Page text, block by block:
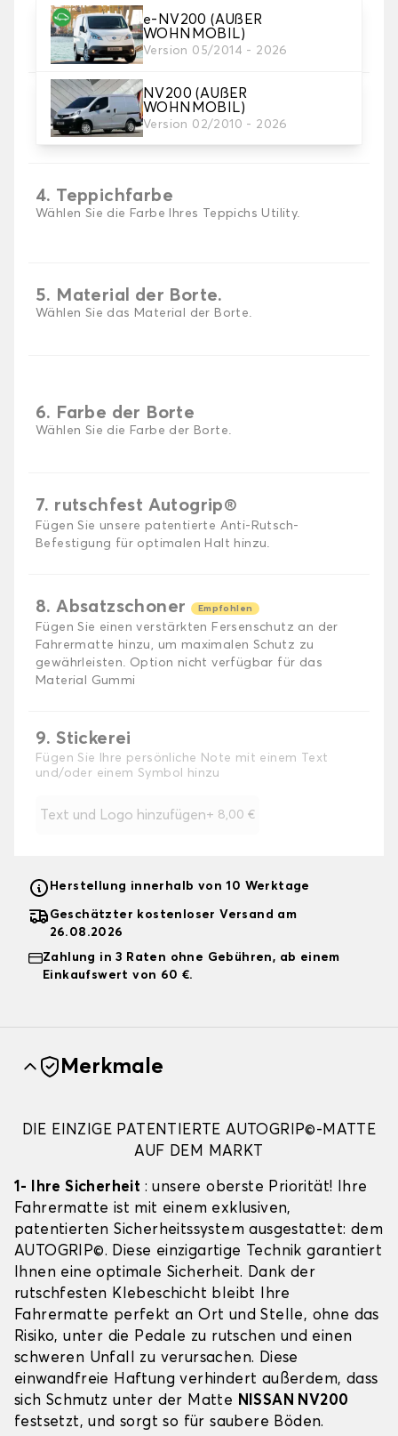
e-NV200 (AUßER
WOHNMOBIL)
Version 05/2014 - 2026
NV200 (AUßER
WOHNMOBIL)
Version 02/2010 - 2026
2. Material
Wählen Sie das Material Ihres Autofussmatten
3. Set-Auswahl
Wählen Sie die Anzahl der Automatten, die Sie
benötigen.
4. Teppichfarbe
Wählen Sie die Farbe Ihres Teppichs Utility.
5. Material der Borte.
Wählen Sie das Material der Borte.
6. Farbe der Borte
Wählen Sie die Farbe der Borte.
7. rutschfest Autogrip®
Fügen Sie unsere patentierte Anti-Rutsch-
Befestigung für optimalen Halt hinzu.
8. Absatzschoner Empfohlen
Fügen Sie einen verstärkten Fersenschutz an der
Fahrermatte hinzu, um maximalen Schutz zu
gewährleisten. Option nicht verfügbar für das
Material Gummi
9. Stickerei
Fügen Sie Ihre persönliche Note mit einem Text
und/oder einem Symbol hinzu
Text und Logo hinzufügen+ 8,00 €
Herstellung innerhalb von 10 Werktage
Geschätzter kostenloser Versand am
26.08.2026
Zahlung in 3 Raten ohne Gebühren, ab einem
Einkaufswert von 60 €.
Merkmale
DIE EINZIGE PATENTIERTE AUTOGRIP©-MATTE
AUF DEM MARKT
1- Ihre Sicherheit : unsere oberste Priorität! Ihre
Fahrermatte ist mit einem exklusiven,
patentierten Sicherheitssystem ausgestattet: dem
AUTOGRIP©. Diese einzigartige Technik garantiert
Ihnen eine optimale Sicherheit. Dank der
rutschfesten Klebeschicht bleibt Ihre
Fahrermatte perfekt an Ort und Stelle, ohne das
Risiko, unter die Pedale zu rutschen und einen
schweren Unfall zu verursachen. Diese
einwandfreie Haftung verhindert außerdem, dass
sich Schmutz unter der Matte NISSAN NV200
festsetzt, und sorgt so für saubere Böden.